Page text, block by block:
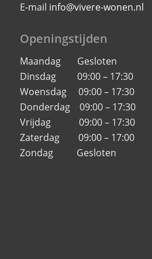
E-mail info@vivere-wonen.nl
Openingstijden
Maandag Gesloten
Dinsdag 09:00 – 17:30
Woensdag 09:00 – 17:30
Donderdag 09:00 – 17:30
Vrijdag 09:00 – 17:30
Zaterdag 09:00 – 17:00
Zondag Gesloten